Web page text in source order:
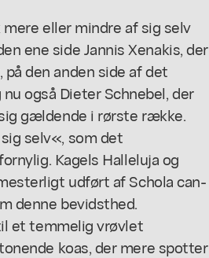
eller mindre af sig selv
ene side Jannis Xenakis, der
den anden side af det
også Dieter Schnebel, der
gældende i rørste række.
selv«, som det
Kagels Halleluja og
udført af Schola can-
denne bevidsthed.
et temmelig vrøvlet
koas, der mere spotter